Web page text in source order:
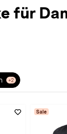
für
+2
Sale